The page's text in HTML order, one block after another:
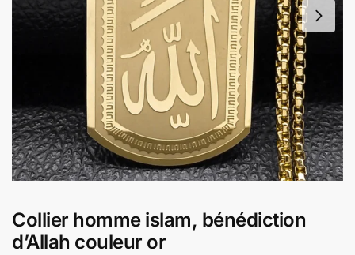
Collier homme islam, bénédiction
d’Allah couleur or